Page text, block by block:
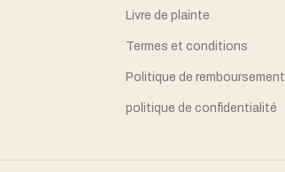
Livre de plainte
Termes et conditions
Politique de remboursement
politique de confidentialité